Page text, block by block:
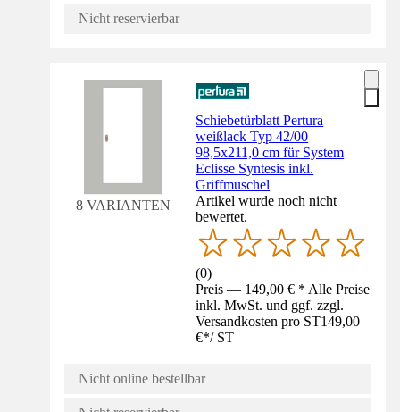
Nicht reservierbar
8 VARIANTEN
Schiebetürblatt Pertura
weißlack Typ 42/00
98,5x211,0 cm für System
Eclisse Syntesis inkl.
Griffmuschel
Artikel wurde noch nicht
bewertet.
(0)
Preis — 149,00 € * Alle Preise
inkl. MwSt. und ggf. zzgl.
Versandkosten pro ST149,00
€*/ ST
Nicht online bestellbar